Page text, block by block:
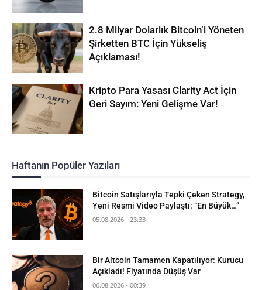
2.8 Milyar Dolarlık Bitcoin’i Yöneten
Şirketten BTC İçin Yükseliş
Açıklaması!
Kripto Para Yasası Clarity Act İçin
Geri Sayım: Yeni Gelişme Var!
Haftanın Popüler Yazıları
Bitcoin Satışlarıyla Tepki Çeken Strategy,
Yeni Resmi Video Paylaştı: “En Büyük…”
05.08.2026 - 23:33
Bir Altcoin Tamamen Kapatılıyor: Kurucu
Açıkladı! Fiyatında Düşüş Var
06.08.2026 - 00:39